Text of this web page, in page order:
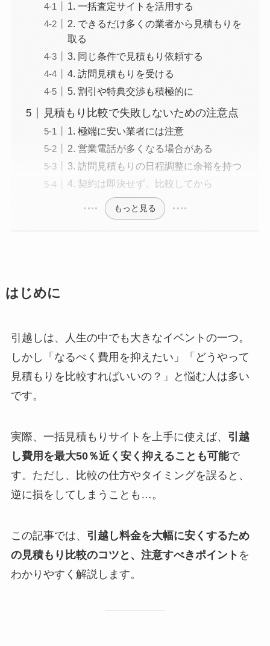
1. 一括査定サイトを活用する
2. できるだけ多くの業者から見積もりを
取る
3. 同じ条件で見積もり依頼する
4. 訪問見積もりを受ける
5. 割引や特典交渉も積極的に
見積もり比較で失敗しないための注意点
1. 極端に安い業者には注意
2. 営業電話が多くなる場合がある
3. 訪問見積もりの日程調整に余裕を持つ
4. 契約は即決せず、比較してから
もっと見る
はじめに
引越しは、人生の中でも大きなイベントの一つ。
しかし「なるべく費用を抑えたい」「どうやって
見積もりを比較すればいいの？」と悩む人は多い
です。
実際、一括見積もりサイトを上手に使えば、 引越
し費用を最大50％近く安く抑えることも可能で
す。ただし、比較の仕方やタイミングを誤ると、
逆に損をしてしまうことも…。
この記事では、 引越し料金を大幅に安くするため
の見積もり比較のコツと、注意すべきポイント を
わかりやすく解説します。